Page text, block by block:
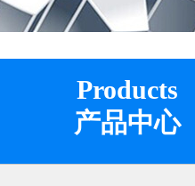
Products
产品中心